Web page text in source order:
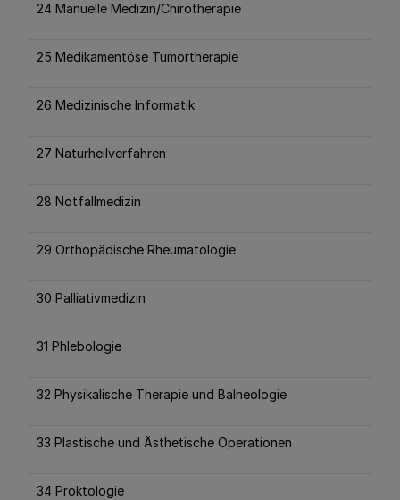
24 Manuelle Medizin/Chirotherapie
25 Medikamentöse Tumortherapie
26 Medizinische Informatik
27 Naturheilverfahren
28 Notfallmedizin
29 Orthopädische Rheumatologie
30 Palliativmedizin
31 Phlebologie
32 Physikalische Therapie und Balneologie
33 Plastische und Ästhetische Operationen
34 Proktologie